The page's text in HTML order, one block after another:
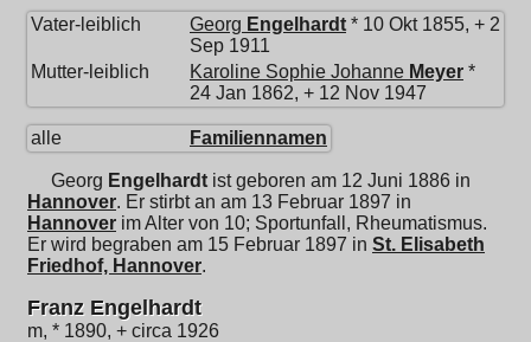
Vater-leiblich Georg Engelhardt * 10 Okt 1855, + 2
Sep 1911
Mutter-leiblich
Karoline Sophie Johanne Meyer *
24 Jan 1862, + 12 Nov 1947
alle Familiennamen
Georg Engelhardt ist geboren am 12 Juni 1886 in
Hannover. Er stirbt an am 13 Februar 1897 in
Hannover im Alter von 10; Sportunfall, Rheumatismus.
Er wird begraben am 15 Februar 1897 in St. Elisabeth
Friedhof, Hannover.
Franz Engelhardt
m, * 1890, + circa 1926